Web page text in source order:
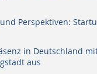
Perspektiven:
in Deutschland
aus